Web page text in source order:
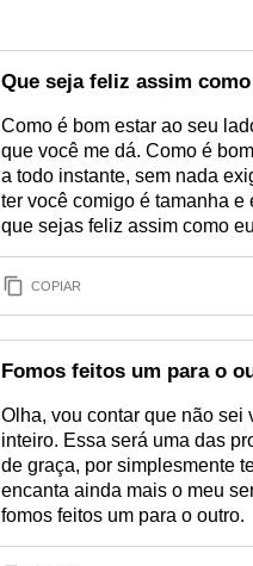
Que seja feliz assim
Como é bom estar ao seu
que você me dá. Como é
a todo instante, sem nada
ter você comigo é tamanha
que sejas feliz assim como
COPIAR
Fomos feitos um para o
Olha, vou contar que não sei
inteiro. Essa será uma das
de graça, por simplesmente
encanta ainda mais o meu
fomos feitos um para o outro.